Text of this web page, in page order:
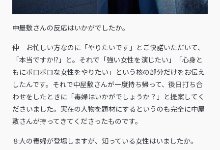
――中屋敷さんの反応はいかがでしたか。
仲 お忙しい方なのに「やりたいです」とご快諾いただいて、
「本当ですか!?」と。それで「強い女性を演じたい」「心身と
もにボロボロな女性をやりたい」という核の部分だけをお伝え
したんです。それで中屋敷さんが一度持ち帰って、後日打ち合
わせをしたときに「毒婦はいかがでしょうか？」と提案してく
ださいました。実在の人物を題材にするというのも完全に中屋
敷さんが持ってきてくださったものです。
――８人の毒婦が登場しますが、知っている女性はいましたか。